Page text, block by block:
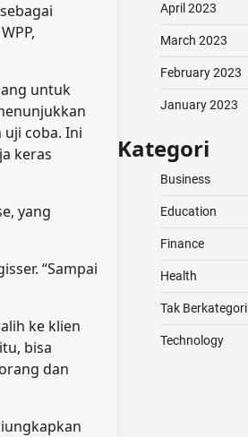
untuk
coba. Ini
keras
yang
“Sampai
ke klien
bisa
dan
April 2023
March 2023
February 2023
January 2023
Kategori
Business
Education
Finance
Health
Tak Berkategori
Technology